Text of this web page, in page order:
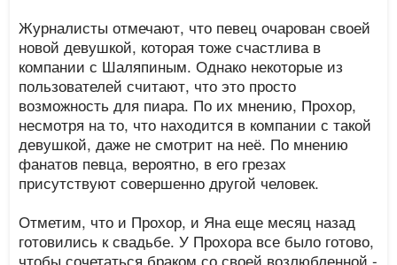
Журналисты отмечают, что певец очарован своей
новой девушкой, которая тоже счастлива в
компании с Шаляпиным. Однако некоторые из
пользователей считают, что это просто
возможность для пиара. По их мнению, Прохор,
несмотря на то, что находится в компании с такой
девушкой, даже не смотрит на неё. По мнению
фанатов певца, вероятно, в его грезах
присутствуют совершенно другой человек.
Отметим, что и Прохор, и Яна еще месяц назад
готовились к свадьбе. У Прохора все было готово,
чтобы сочетаться браком со своей возлюбленной -